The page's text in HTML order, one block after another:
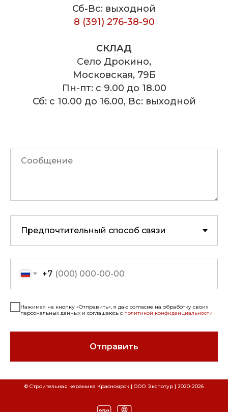
Сб-Вс: выходной
8 (391) 276-38-90
СКЛАД
Село Дрокино,
Московская, 79Б
Пн-пт: с 9.00 до 18.00
Сб: с 10.00 до 16.00, Вс: выходной
+7
Нажимая на кнопку «Отправить», я даю согласие на обработку своих
персональных данных и соглашаюсь с политикой конфиденциальности
Отправить
СКАЧАТЬ РЕКВИЗИТЫ ООО "СТРОИТЕЛЬНАЯ
СКАЧАТЬ РЕКВИЗИТЫ ООО "ЭКСПОТУР"
© Строительная керамика Красноярск [ ООО Экспотур ] 2020-2026